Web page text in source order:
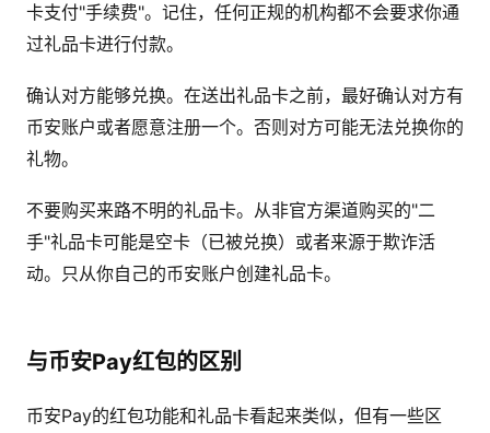
卡支付"手续费"。记住，任何正规的机构都不会要求你通
过礼品卡进行付款。
确认对方能够兑换。在送出礼品卡之前，最好确认对方有
币安账户或者愿意注册一个。否则对方可能无法兑换你的
礼物。
不要购买来路不明的礼品卡。从非官方渠道购买的"二
手"礼品卡可能是空卡（已被兑换）或者来源于欺诈活
动。只从你自己的币安账户创建礼品卡。
与币安Pay红包的区别
币安Pay的红包功能和礼品卡看起来类似，但有一些区